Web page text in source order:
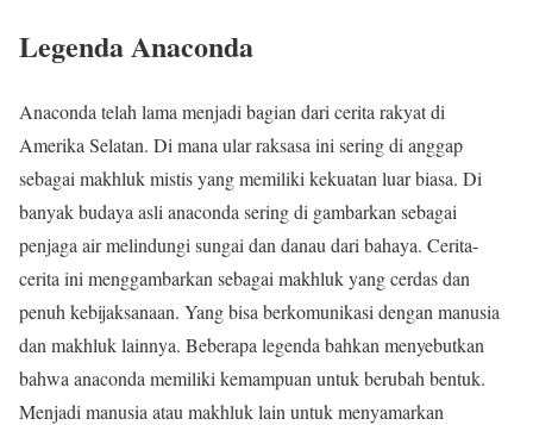
Legenda Anaconda
Anaconda telah lama menjadi bagian dari cerita rakyat di
Amerika Selatan. Di mana ular raksasa ini sering di anggap
sebagai makhluk mistis yang memiliki kekuatan luar biasa. Di
banyak budaya asli anaconda sering di gambarkan sebagai
penjaga air melindungi sungai dan danau dari bahaya. Cerita-
cerita ini menggambarkan sebagai makhluk yang cerdas dan
penuh kebijaksanaan. Yang bisa berkomunikasi dengan manusia
dan makhluk lainnya. Beberapa legenda bahkan menyebutkan
bahwa anaconda memiliki kemampuan untuk berubah bentuk.
Menjadi manusia atau makhluk lain untuk menyamarkan